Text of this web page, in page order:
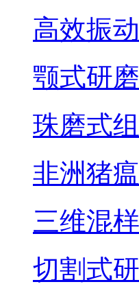
高效振
颚式研
珠磨式
非洲猪
三维混
切割式